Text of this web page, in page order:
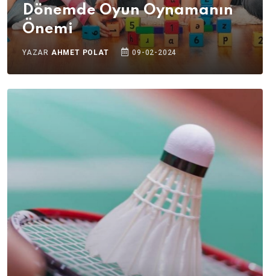
Dönemde Oyun Oynamanın
Önemi
YAZAR AHMET POLAT 09-02-2024